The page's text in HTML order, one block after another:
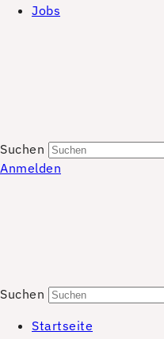
Jobs
Suchen
Anmelden
Suchen
Startseite